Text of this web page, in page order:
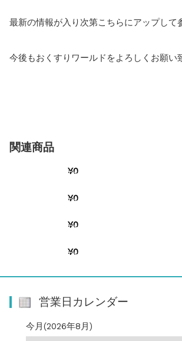
最新の情報が入り次第こちらにアップして
今後もおくすりワールドをよろしくお願い
関連商品
この商品へのお問い合わせ
¥0 この商品
この商品へのお問い合わせ
¥0 この商品
この商品へのお問い合わせ
¥0 この商品
この商品へのお問い合わせ
¥0 この商品
営業日カレンダー
今月(2026年8月)